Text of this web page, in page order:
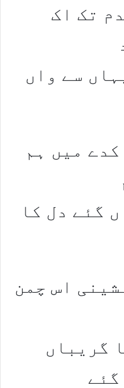
تک اک
سے واں
میں ہم
گئے دل کا
اس چمن
گریباں
گئے